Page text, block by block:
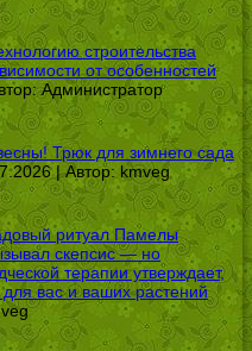
строительства
от особенностей
Администратор
Трюк для зимнего сада
| Автор: kmveg
ритуал Памелы
скепсис — но
терапии утверждает,
для вас и ваших растений